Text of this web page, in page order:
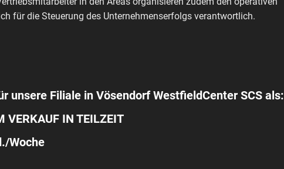
für die Steuerung des Unternehmenserfolgs verantwortlich.
unsere Filiale in Vösendorf WestfieldCenter SCS als:
VERKAUF IN TEILZEIT
Woche